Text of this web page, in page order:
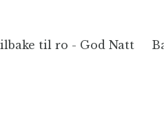
til ro - God Natt